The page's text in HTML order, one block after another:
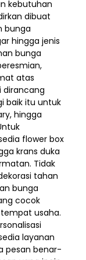
kebutuhan
dibuat
bunga
hingga jenis
bunga
atas
dirancang
baik itu untuk
hingga
flower box
krans duka
Tidak
tahan
bunga
cocok
usaha.
layanan
pesan benar-